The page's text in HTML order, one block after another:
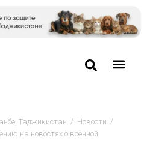
Таджикистан / Новости /
на новостях о военной